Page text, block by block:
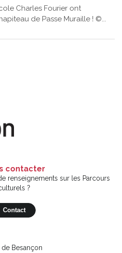
Charles Fourier ont
de Passe Muraille ! ©...
contacter
renseignements sur les Parcours
?
Contact
Besançon